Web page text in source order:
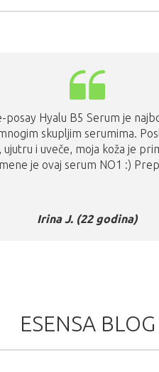
posay Hyalu B5 Serum je
skupljim serumima.
ujutru i uveče, moja koža je
je ovaj serum NO1 :)
Irina J. (22 godina)
ESENSA BLOG